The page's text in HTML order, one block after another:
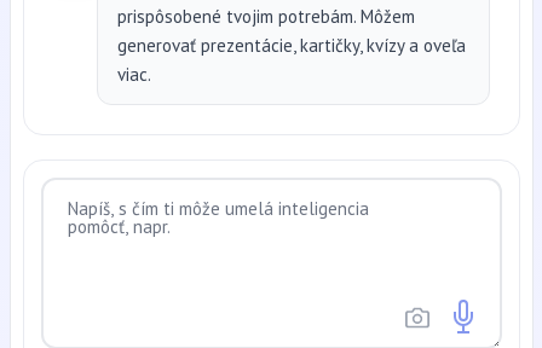
prispôsobené tvojim potrebám. Môžem
generovať prezentácie, kartičky, kvízy a oveľa
viac.